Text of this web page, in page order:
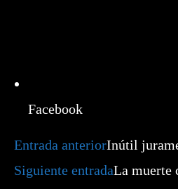
Facebook
Leer
más
artículos
Entrada anteriorInútil
Siguiente entradaLa muerte